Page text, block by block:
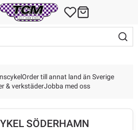
Order till annat land än Sverige
& verkstäderJobba med oss
SÖDERHAMN